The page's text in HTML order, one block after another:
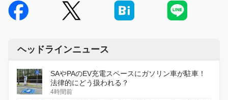
ヘッドラインニュース
SAやPAのEV充電スペースにガソリン車が駐車！
法律的にどう扱われる？
4時間前